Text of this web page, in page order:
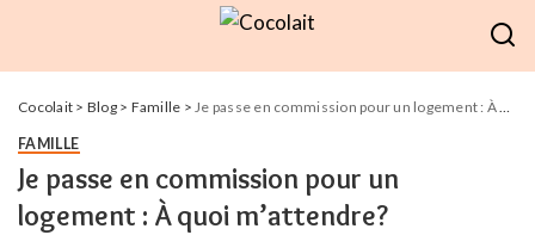
Cocolait > Blog> Famille >Je passe en commission pour un logement : À quoi m’attendre?
FAMILLE
Je passe en commission pour un
logement : À quoi m’attendre?